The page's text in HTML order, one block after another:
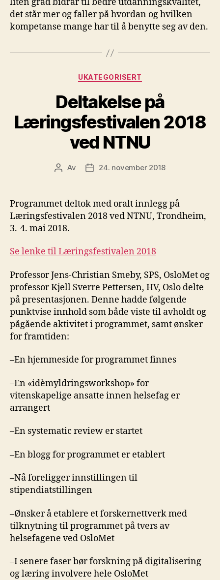
det står mer og faller på hvordan og hvilken
kompetanse mange har til å benytte seg av den.
Kategorier
UKATEGORISERT
Deltakelse på
Læringsfestivalen 2018
ved NTNU
Innleggsforfatter
Av Publiseringsdato
24. november 2018
Programmet deltok med oralt innlegg på
Læringsfestivalen 2018 ved NTNU, Trondheim,
3.-4. mai 2018.
Se lenke til Læringsfestivalen 2018
Professor Jens-Christian Smeby, SPS, OsloMet og
professor Kjell Sverre Pettersen, HV, Oslo delte
på presentasjonen. Denne hadde følgende
punktvise innhold som både viste til avholdt og
pågående aktivitet i programmet, samt ønsker
for framtiden:
–En hjemmeside for programmet finnes
–En «idèmyldringsworkshop» for
vitenskapelige ansatte innen helsefag er
arrangert
–En systematic review er startet
–En blogg for programmet er etablert
–Nå foreligger innstillingen til
stipendiatstillingen
–Ønsker å etablere et forskernettverk med
tilknytning til programmet på tvers av
helsefagene ved OsloMet
–I senere faser bør forskning på digitalisering
og læring involvere hele OsloMet